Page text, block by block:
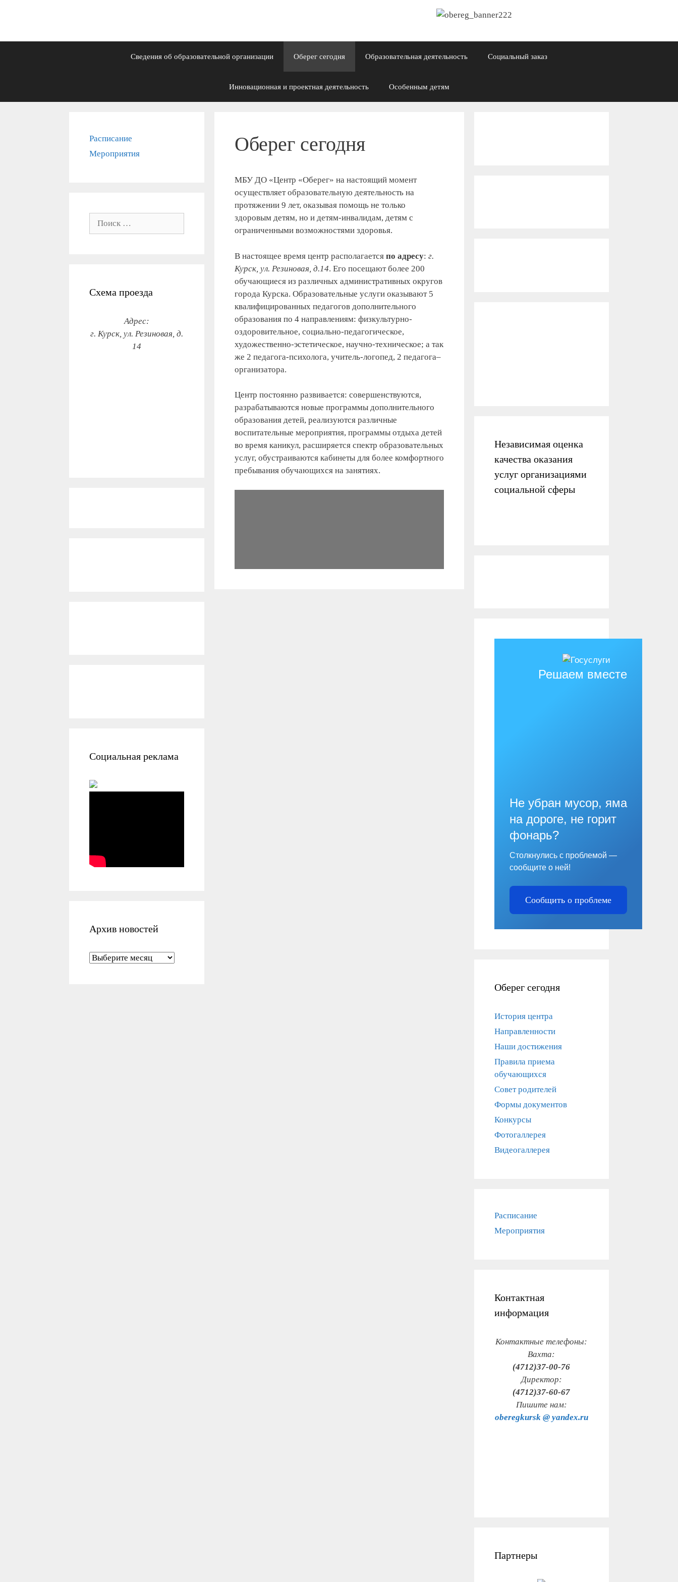
Сведения об образовательной организации Оберег сегодня Образовательная деятельность Социальный заказ
Инновационная и проектная деятельность Особенным детям
Оберег сегодня
МБУ ДО «Центр «Оберег» на настоящий момент
осуществляет образовательную деятельность на
протяжении 9 лет, оказывая помощь не только
здоровым детям, но и детям-инвалидам, детям с
ограниченными возможностями здоровья.
В настоящее время центр располагается по адресу: г.
Курск, ул. Резиновая, д.14. Его посещают более 200
обучающиеся из различных административных округов
города Курска. Образовательные услуги оказывают 5
квалифицированных педагогов дополнительного
образования по 4 направлениям: физкультурно-
оздоровительное, социально-педагогическое,
художественно-эстетическое, научно-техническое; а так
же 2 педагога-психолога, учитель-логопед, 2 педагога–
организатора.
Центр постоянно развивается: совершенствуются,
разрабатываются новые программы дополнительного
образования детей, реализуются различные
воспитательные мероприятия, программы отдыха детей
во время каникул, расширяется спектр образовательных
услуг, обустраиваются кабинеты для более комфортного
пребывания обучающихся на занятиях.
Расписание
Мероприятия
Поиск:
Схема проезда
Адрес:
г. Курск, ул. Резиновая, д.
14
Социальная реклама
Архив новостей
Архив новостей
Независимая оценка
качества оказания
услуг организациями
социальной сферы
Решаем вместе
Не убран мусор, яма
на дороге, не горит
фонарь?
Столкнулись с проблемой —
сообщите о ней!
Сообщить о проблеме
Оберег сегодня
История центра
Направленности
Наши достижения
Правила приема
обучающихся
Совет родителей
Формы документов
Конкурсы
Фотогаллерея
Видеогаллерея
Расписание
Мероприятия
Контактная
информация
Контактные телефоны:
Вахта:
(4712)37-00-76
Директор:
(4712)37-60-67
Пишите нам:
oberegkursk @ yandex.ru
Партнеры